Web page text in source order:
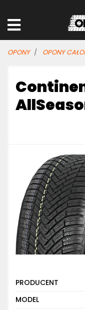
OPONY OPONY
PRODUCENT
MODEL